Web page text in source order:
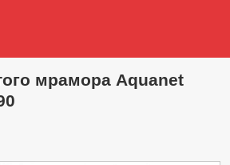
мрамора Aquanet